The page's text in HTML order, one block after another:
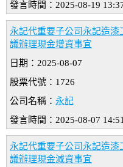
發言時間：2025-08-19
永記代重要子公司永記造
議辦理現金增資事宜
日期：2025-08-07
股票代號：1726
公司名稱： 永記
發言時間：2025-08-07
永記代重要子公司永記造
議辦理現金減資事宜